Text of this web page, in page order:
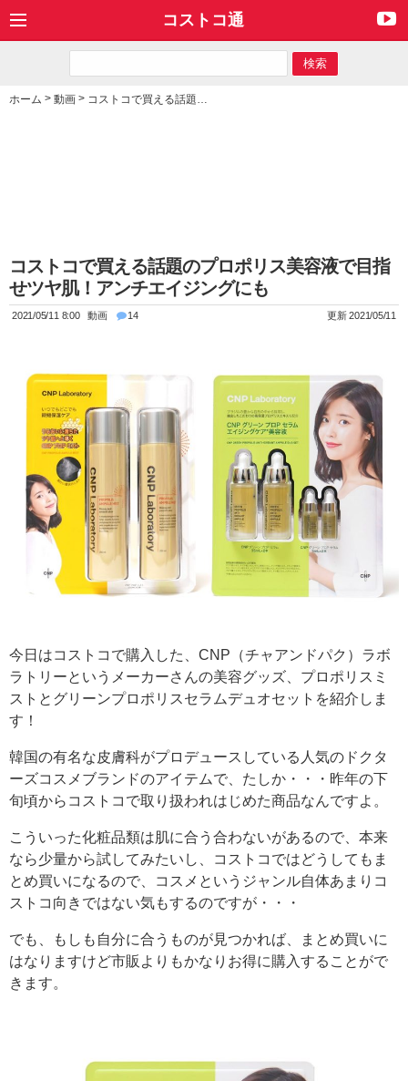
コストコ通
ホーム > 動画 > コストコで買える話題のプロポリス美容液で目指せツヤ肌！アンチエイジングにも
コストコで買える話題のプロポリス美容液で目指
せツヤ肌！アンチエイジングにも
2021/05/11 8:00 動画 14 更新 2021/05/11
今日はコストコで購入した、CNP（チャアンドパク）ラボ
ラトリーというメーカーさんの美容グッズ、プロポリスミ
ストとグリーンプロポリスセラムデュオセットを紹介しま
す！
韓国の有名な皮膚科がプロデュースしている人気のドクタ
ーズコスメブランドのアイテムで、たしか・・・昨年の下
旬頃からコストコで取り扱われはじめた商品なんですよ。
こういった化粧品類は肌に合う合わないがあるので、本来
なら少量から試してみたいし、コストコではどうしてもま
とめ買いになるので、コスメというジャンル自体あまりコ
ストコ向きではない気もするのですが・・・
でも、もしも自分に合うものが見つかれば、まとめ買いに
はなりますけど市販よりもかなりお得に購入することがで
きます。